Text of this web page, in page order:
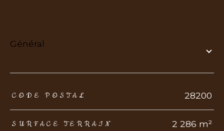
général
TRAD_ZEPHYR_Caracteristique TRAD_ZEPHYR_Valeurs
CODE POSTAL 28200
SURFACE TERRAIN 2 286 m²